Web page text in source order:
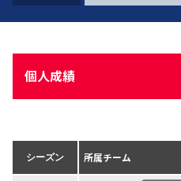
個人成績
シーズン 所属チーム